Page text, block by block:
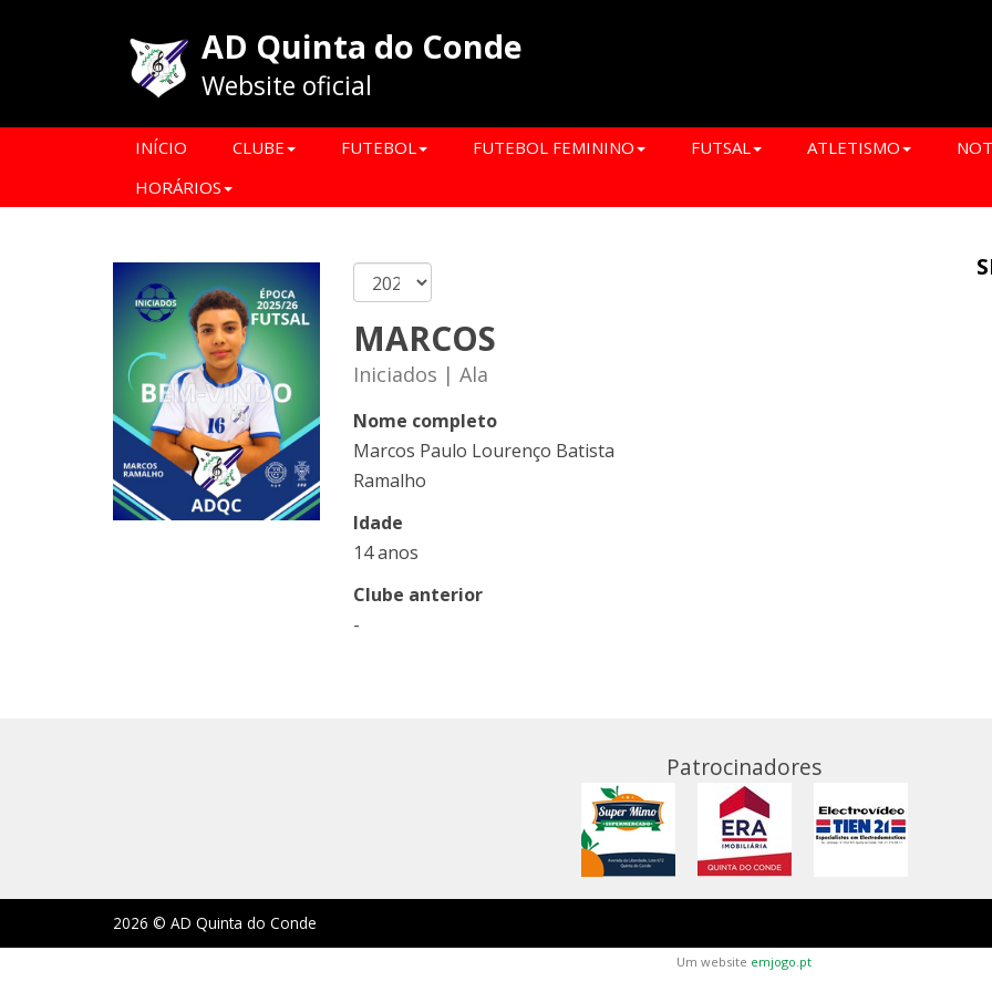
AD Quinta do Conde
Website oficial
INÍCIO CLUBE FUTEBOL FUTEBOL FEMININO FUTSAL ATLETISMO
HORÁRIOS
MARCOS
Iniciados | Ala
Nome completo
Marcos Paulo Lourenço Batista
Ramalho
Idade
14 anos
Clube anterior
-
Patrocinadores
2026 © AD Quinta do Conde
Um website emjogo.pt